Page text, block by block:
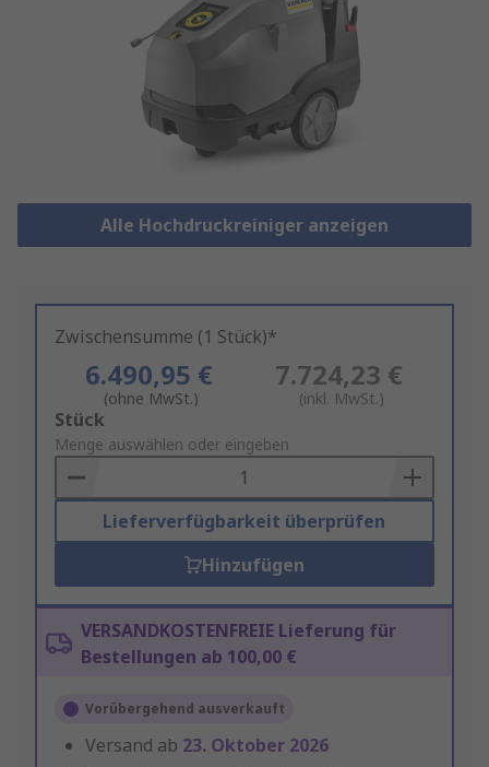
Alle Hochdruckreiniger anzeigen
Zwischensumme (1 Stück)*
6.490,95 €
(ohne MwSt.)
7.724,23 €
(inkl. MwSt.)
Add
to
Basket
Stück
Menge auswählen oder eingeben
Lieferverfügbarkeit überprüfen
Hinzufügen
VERSANDKOSTENFREIE Lieferung für
Bestellungen ab 100,00 €
Vorübergehend ausverkauft
Versand ab 23. Oktober 2026